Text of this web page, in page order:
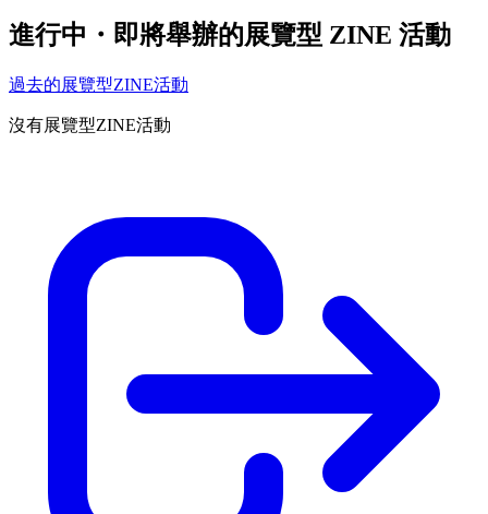
進行中・即將舉辦的展覽型 ZINE 活動
過去的展覽型ZINE活動
沒有展覽型ZINE活動